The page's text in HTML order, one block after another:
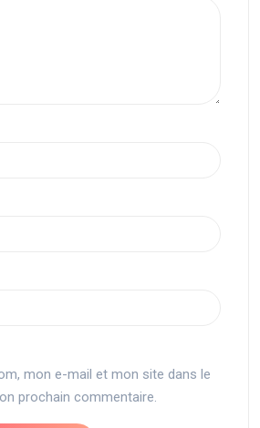
mon e-mail et mon site dans le
prochain commentaire.